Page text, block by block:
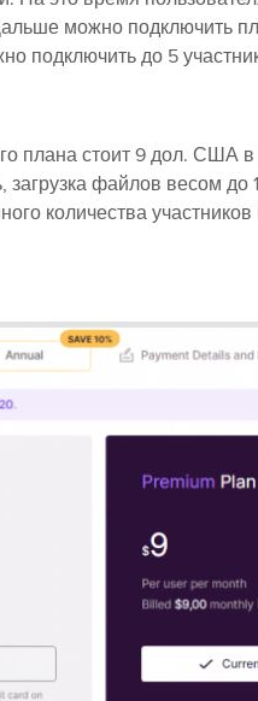
можно подключить
подключить до 5
плана стоит 9 дол. США в
загрузка файлов весом
количества участников